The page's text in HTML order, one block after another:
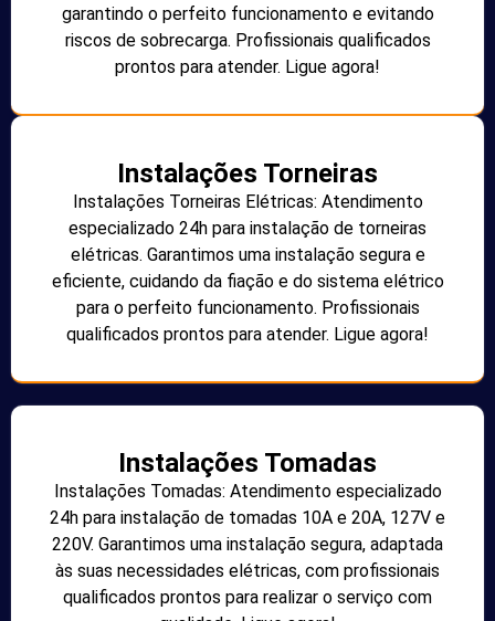
garantindo o perfeito funcionamento e evitando
riscos de sobrecarga. Profissionais qualificados
prontos para atender. Ligue agora!
Instalações Torneiras
Instalações Torneiras Elétricas: Atendimento
especializado 24h para instalação de torneiras
elétricas. Garantimos uma instalação segura e
eficiente, cuidando da fiação e do sistema elétrico
para o perfeito funcionamento. Profissionais
qualificados prontos para atender. Ligue agora!
Instalações Tomadas
Instalações Tomadas: Atendimento especializado
24h para instalação de tomadas 10A e 20A, 127V e
220V. Garantimos uma instalação segura, adaptada
às suas necessidades elétricas, com profissionais
qualificados prontos para realizar o serviço com